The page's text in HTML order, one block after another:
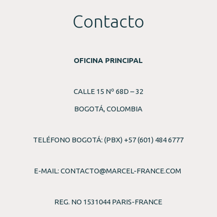
Contacto
OFICINA PRINCIPAL
CALLE 15 Nº 68D – 32
BOGOTÁ, COLOMBIA
TELÉFONO BOGOTÁ: (PBX) +57 (601) 484 6777
E-MAIL:CONTACTO@MARCEL-FRANCE.COM
REG. NO 1531044 PARIS-FRANCE